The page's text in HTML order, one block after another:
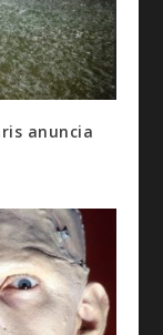
anuncia